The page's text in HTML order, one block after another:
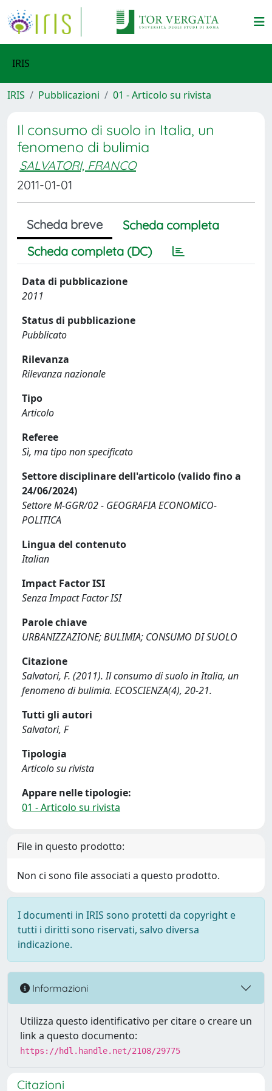
IRIS
IRIS Pubblicazioni 01 - Articolo su rivista
Il consumo di suolo in Italia, un
fenomeno di bulimia
SALVATORI, FRANCO
2011-01-01
Scheda breve
Scheda completa
Scheda completa (DC)
Data di pubblicazione
2011
Status di pubblicazione
Pubblicato
Rilevanza
Rilevanza nazionale
Tipo
Articolo
Referee
Sì, ma tipo non specificato
Settore disciplinare dell'articolo (valido fino a
24/06/2024)
Settore M-GGR/02 - GEOGRAFIA ECONOMICO-
POLITICA
Lingua del contenuto
Italian
Impact Factor ISI
Senza Impact Factor ISI
Parole chiave
URBANIZZAZIONE; BULIMIA; CONSUMO DI SUOLO
Citazione
Salvatori, F. (2011). Il consumo di suolo in Italia, un
fenomeno di bulimia. ECOSCIENZA(4), 20-21.
Tutti gli autori
Salvatori, F
Tipologia
Articolo su rivista
Appare nelle tipologie:
01 - Articolo su rivista
File in questo prodotto:
Non ci sono file associati a questo prodotto.
I documenti in IRIS sono protetti da copyright e
tutti i diritti sono riservati, salvo diversa
indicazione.
Informazioni
Utilizza questo identificativo per citare o creare un
link a questo documento:
https://hdl.handle.net/2108/29775
Citazioni